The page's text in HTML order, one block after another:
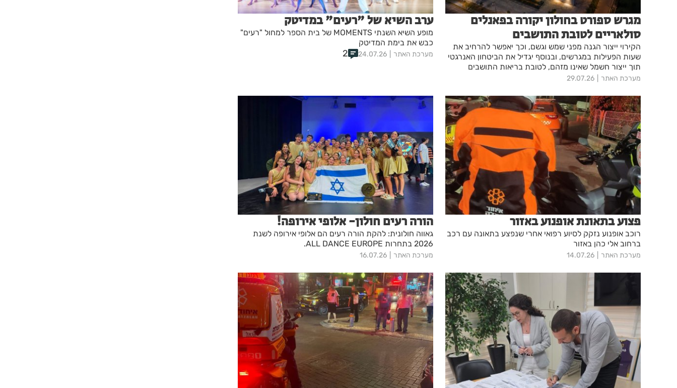
מגרש ספורט בחולון יקורה בפאנלים
סולאריים לטובת התושבים
הקירוי ייצור הגנה מפני שמש וגשם, וכך יאפשר להרחיב את
שעות הפעילות במגרשים, ובנוסף יגדיל את הביטחון האנרגטי
תוך ייצור חשמל שאינו מזהם, לטובת בריאות התושבים
מערכת האתר 29.07.26
ערב השיא של "רעים" במדיטק
מופע השיא השנתי MOMENTS של בית הספר למחול "רעים"
כבש את בימת המדיטק
מערכת האתר 24.07.26
2
פצוע בתאונת אופנוע באזור
רוכב אופנוע נזקק לסיוע רפואי אחרי שנפצע בתאונה עם רכב
ברחוב אלי כהן באזור
מערכת האתר 14.07.26
הורה רעים חולון- אלופי אירופה!
גאווה חולונית: להקת הורה רעים הם אלופי אירופה לשנת
2026 בתחרות ALL DANCE EUROPE.
מערכת האתר 16.07.26